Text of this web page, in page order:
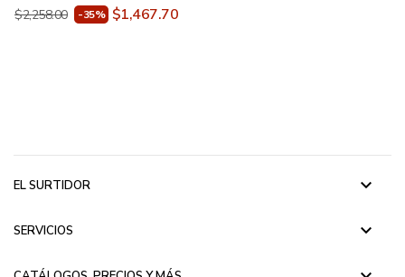
$2,258.00 -35% $1,467.70
EL SURTIDOR keyboard_arrow_down
SERVICIOS keyboard_arrow_down